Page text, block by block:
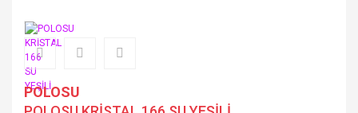
POLOSU